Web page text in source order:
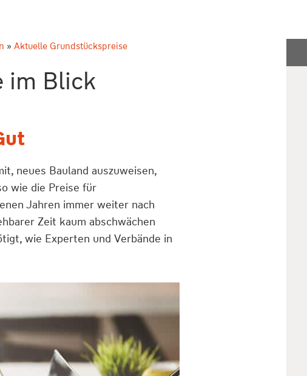
» Aktuelle Grundstückspreise
im Blick
neues Bauland auszuweisen,
wie die Preise für
Jahren immer weiter nach
Zeit kaum abschwächen
wie Experten und Verbände in